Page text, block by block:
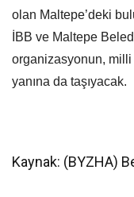
olan Maltepe’deki
İBB ve Maltepe
organizasyonun, milli
yanına da taşıyacak.
Kaynak: (BYZHA)